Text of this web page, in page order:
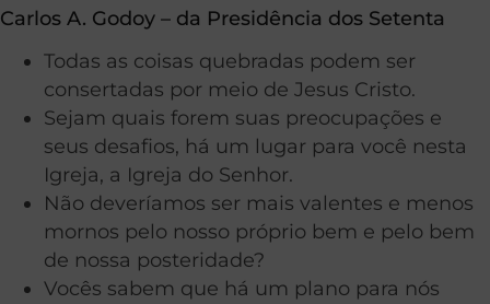
Carlos A. Godoy – da Presidência dos Setenta
Todas as coisas quebradas podem ser
consertadas por meio de Jesus Cristo.
Sejam quais forem suas preocupações e
seus desafios, há um lugar para você nesta
Igreja, a Igreja do Senhor.
Não deveríamos ser mais valentes e menos
mornos pelo nosso próprio bem e pelo bem
de nossa posteridade?
Vocês sabem que há um plano para nós